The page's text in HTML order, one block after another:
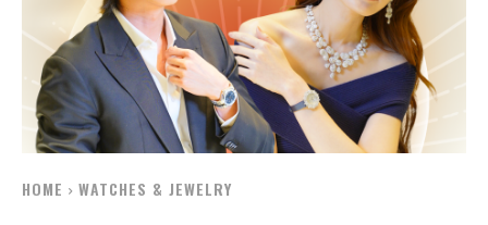
HOME WATCHES & JEWELRY